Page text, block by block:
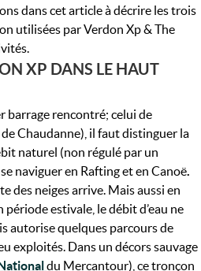
dans cet article à décrire les trois
utilisées par Verdon Xp & The
XP DANS LE HAUT
barrage rencontré; celui de
Chaudanne), il faut distinguer la
naturel (non régulé par un
naviguer en Rafting et en Canoë.
des neiges arrive. Mais aussi en
estivale, le débit d’eau ne
autorise quelques parcours de
exploités. Dans un décors sauvage
du Mercantour), ce tronçon